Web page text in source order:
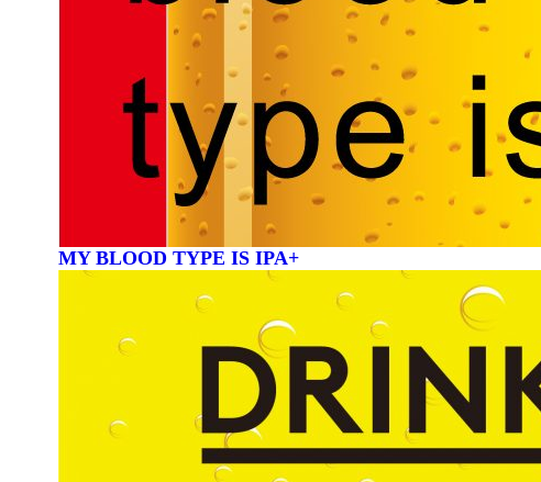
MY BLOOD TYPE IS IPA+